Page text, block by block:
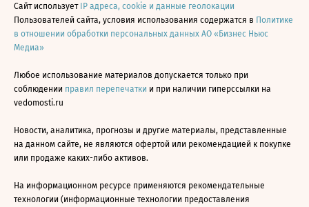
Сайт использует IP адреса, cookie и данные геолокации
Пользователей сайта, условия использования содержатся в Политике
в отношении обработки персональных данных АО «Бизнес Ньюс
Медиа»
Любое использование материалов допускается только при
соблюдении правил перепечатки и при наличии гиперссылки на
vedomosti.ru
Новости, аналитика, прогнозы и другие материалы, представленные
на данном сайте, не являются офертой или рекомендацией к покупке
или продаже каких-либо активов.
На информационном ресурсе применяются рекомендательные
технологии (информационные технологии предоставления